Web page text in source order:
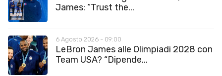
James: “Trust the...
6 Agosto 2026 - 09:00
LeBron James alle Olimpiadi 2028 con
Team USA? “Dipende...